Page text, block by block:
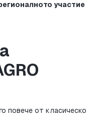
участие
повече от класическо